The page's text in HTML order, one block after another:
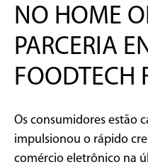
NO HOME
PARCERIA
FOODTECH
Os consumidores estão
impulsionou o rápido
comércio eletrônico na